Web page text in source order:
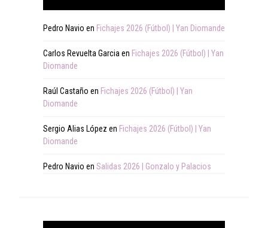
Pedro Navio en Fichajes 2026 (Fútbol) | Yan Diomande
Carlos Revuelta Garcia en Fichajes 2026 (Fútbol) | Yan
Diomande
Raúl Castaño en Fichajes 2026 (Fútbol) | Yan
Diomande
Sergio Alias López en Fichajes 2026 (Fútbol) | Yan
Diomande
Pedro Navio en Salidas 2026 | Gonzalo y Palacios